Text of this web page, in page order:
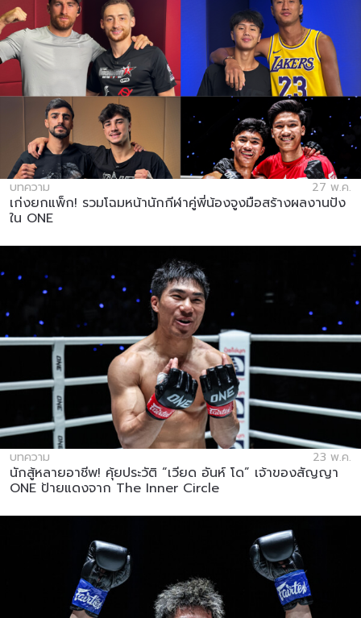
บทความ 27 พ.ค.
เก่งยกแพ็ก! รวมโฉมหน้านักกีฬาคู่พี่น้องจูงมือสร้างผลงานปัง
ใน ONE
บทความ 23 พ.ค.
นักสู้หลายอาชีพ! คุ้ยประวัติ “เวียด อันห์ โด” เจ้าของสัญญา
ONE ป้ายแดงจาก The Inner Circle